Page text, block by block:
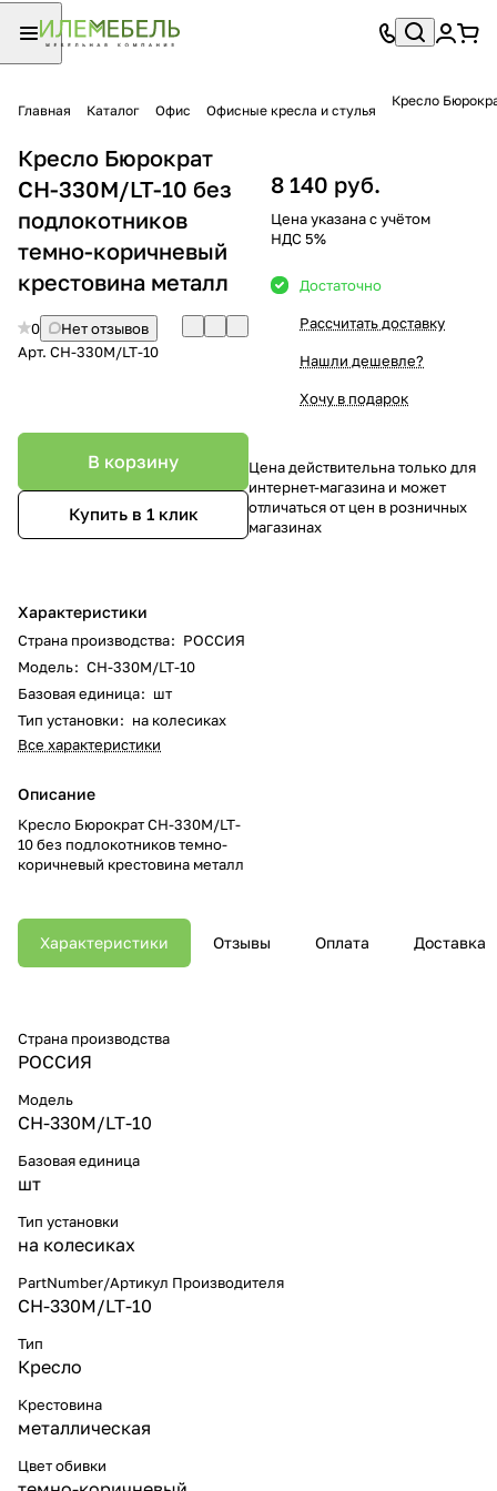
Главная Каталог Офис Офисные кресла и стулья
Кресло
Кресло Бюрократ
CH-330M/LT-10 без
подлокотников
темно-коричневый
крестовина металл
0
Нет отзывов
Арт. CH-330M/LT-10
В корзину
Купить в 1 клик
Характеристики
Страна производства: РОССИЯ
Модель: CH-330M/LT-10
Базовая единица: шт
Тип установки: на колесиках
Все характеристики
Описание
Кресло Бюрократ CH-330M/LT-
10 без подлокотников темно-
коричневый крестовина металл
8 140 руб.
Цена указана с учётом
НДС 5%
Достаточно
Рассчитать доставку
Нашли дешевле?
Хочу в подарок
Цена действительна только для
интернет-магазина и может
отличаться от цен в розничных
магазинах
Характеристики Отзывы Оплата Доставка
Страна производства
РОССИЯ
Модель
CH-330M/LT-10
Базовая единица
шт
Тип установки
на колесиках
PartNumber/Артикул Производителя
CH-330M/LT-10
Тип
Кресло
Крестовина
металлическая
Цвет обивки